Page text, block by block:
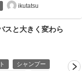
ikutatsu
スと大きく変わら
シャンプー